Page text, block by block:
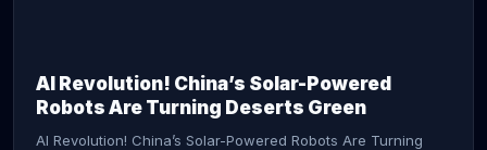
AI Revolution! China’s Solar-Powered
Robots Are Turning Deserts Green
AI Revolution! China’s Solar-Powered Robots Are Turning